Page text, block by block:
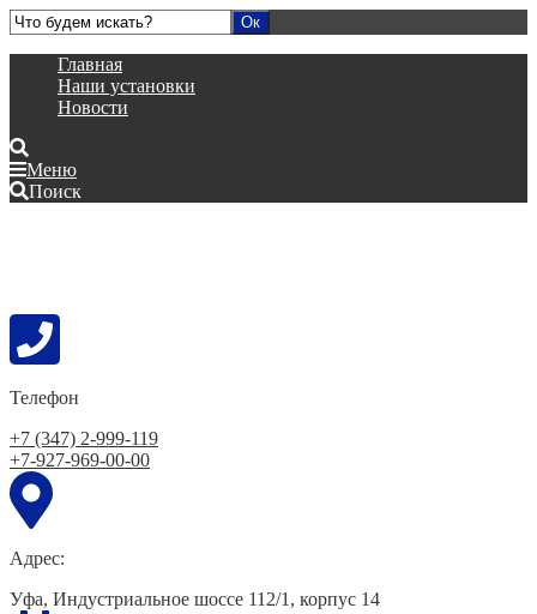
Главная
Наши установки
Новости
Меню
Поиск
Телефон
+7 (347) 2-999-119
+7-927-969-00-00
Адрес:
Уфа, Индустриальное шоссе 112/1, корпус 14